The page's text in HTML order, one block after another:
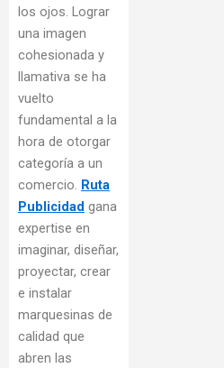
los ojos. Lograr
una imagen
cohesionada y
llamativa se ha
vuelto
fundamental a la
hora de otorgar
categoría a un
comercio. Ruta
Publicidad gana
expertise en
imaginar, diseñar,
proyectar, crear
e instalar
marquesinas de
calidad que
abren las